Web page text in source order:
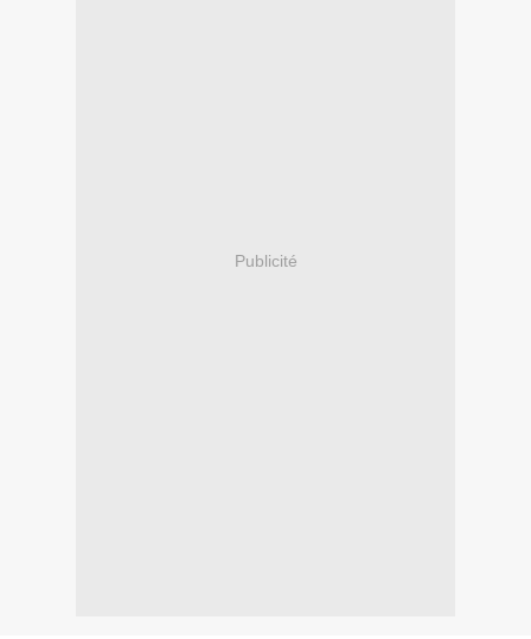
Publicité